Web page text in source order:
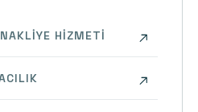
HIZMETI